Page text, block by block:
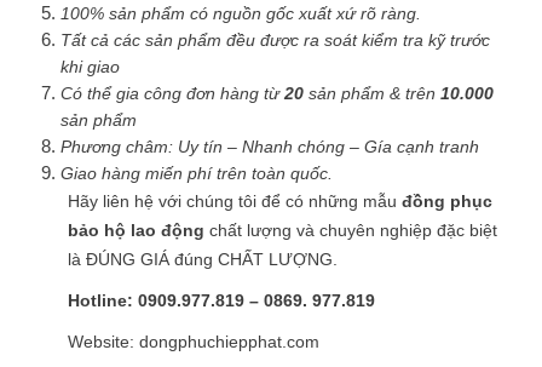
100% sản phẩm có nguồn gốc xuất xứ rõ ràng.
Tất cả các sản phẩm đều được ra soát kiểm tra kỹ trước
khi giao
Có thể gia công đơn hàng từ20sản phẩm & trên 10.000
sản phẩm
Phương châm: Uy tín – Nhanh chóng – Gía cạnh tranh
Giao hàng miến phí trên toàn quốc.
Hãy liên hệ với chúng tôi để có những mẫu đồng phục
bảo hộ lao động chất lượng và chuyên nghiệp đặc biệt
là ĐÚNG GIÁ đúng CHẤT LƯỢNG.
Hotline: 0909.977.819 – 0869. 977.819
Website: dongphuchiepphat.com